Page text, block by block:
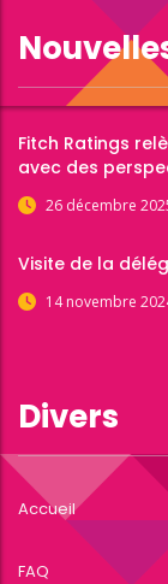
Fitch Ratings
avec des
26 décembre
Visite de la
14 novembre
Divers
Accueil
FAQ